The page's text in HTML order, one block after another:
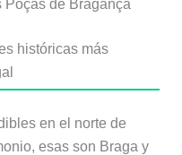
Poças de Bragança
históricas más
en el norte de
esas son Braga y